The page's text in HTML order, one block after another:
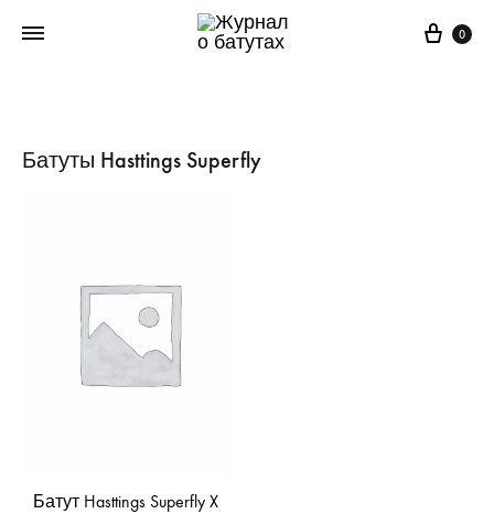
0
Батуты Hasttings Superfly
Батут Hasttings Superfly X